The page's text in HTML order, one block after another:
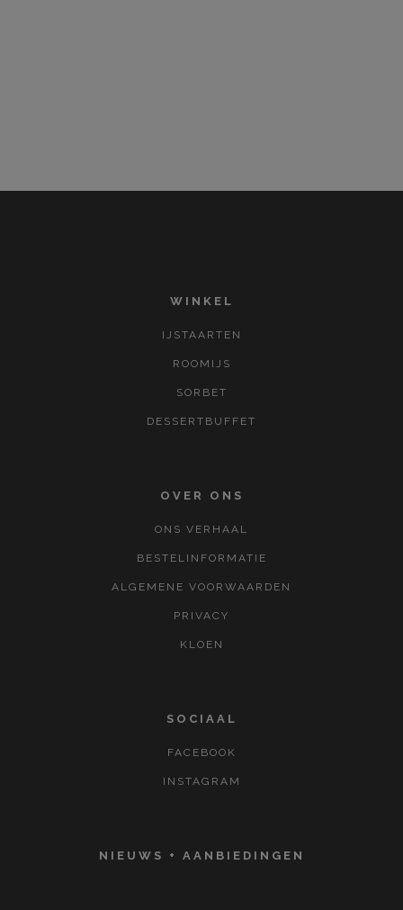
WINKEL
IJSTAARTEN
ROOMIJS
SORBET
DESSERTBUFFET
OVER ONS
ONS VERHAAL
BESTELINFORMATIE
ALGEMENE VOORWAARDEN
PRIVACY
KLOEN
SOCIAAL
FACEBOOK
INSTAGRAM
NIEUWS + AANBIEDINGEN